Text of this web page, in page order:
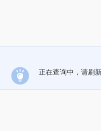
正在查询中，请刷